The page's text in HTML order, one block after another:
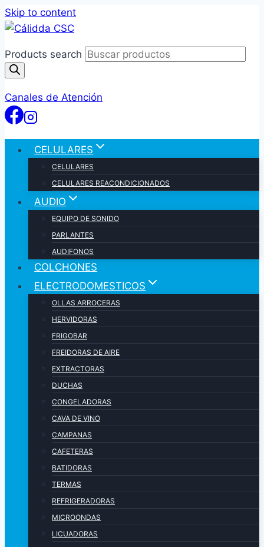
Skip to content
Products search
Canales de Atención
CELULARES
CELULARES
CELULARES REACONDICIONADOS
AUDIO
EQUIPO DE SONIDO
PARLANTES
AUDIFONOS
COLCHONES
ELECTRODOMESTICOS
OLLAS ARROCERAS
HERVIDORAS
FRIGOBAR
FREIDORAS DE AIRE
EXTRACTORAS
DUCHAS
CONGELADORAS
CAVA DE VINO
CAMPANAS
CAFETERAS
BATIDORAS
TERMAS
REFRIGERADORAS
MICROONDAS
LICUADORAS